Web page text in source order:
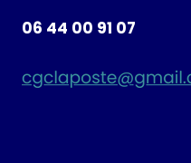
06 44 00 91 07